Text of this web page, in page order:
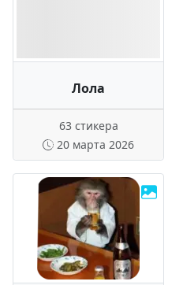
Лола
63 стикера
20 марта 2026